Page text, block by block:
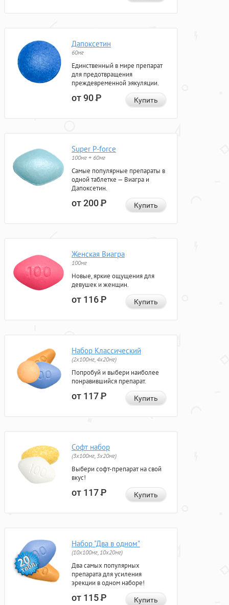
Дапоксетин
60мг
Единственный в мире препарат
для предотвращения
преждевременной эякуляции.
от 90Р Купить
Super P-force
100мг + 60мг
Самые популярные препараты в
одной таблетке — Виагра и
Дапоксетин.
от 200Р Купить
Женская Виагра
100мг
Новые, яркие ощущения для
девушек и женщин.
от 116Р Купить
Набор Классический
(2x100мг, 4x20мг)
Попробуй и выбери наиболее
понравившийся препарат.
от 117Р Купить
Софт набор
(3x100мг, 3x20мг)
Выбери софт-препарат на свой
вкус!
от 117Р Купить
Набор "Два в одном"
(10x100мг, 10x20мг)
Два самых популярных
препарата для усиления
эрекции в одном наборе!
от 115Р Купить